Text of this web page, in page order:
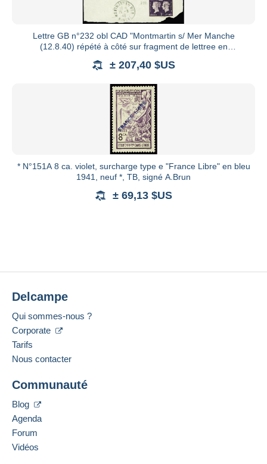
Lettre GB n°232 obl CAD "Montmartin s/ Mer Manche
(12.8.40) répété à côté sur fragment de lettree en
± 207,40 $US
* N°151A 8 ca. violet, surcharge type e "France Libre" en bleu
1941, neuf *, TB, signé A.Brun
± 69,13 $US
Delcampe
Qui sommes-nous ?
Corporate
Tarifs
Nous contacter
Communauté
Blog
Agenda
Forum
Vidéos